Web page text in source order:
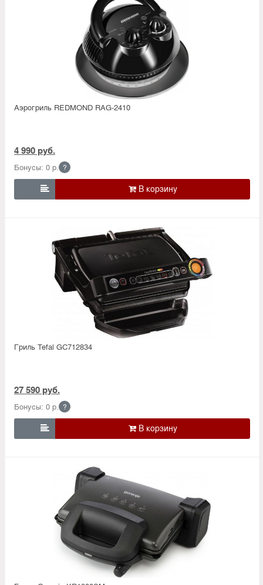
Аэрогриль REDMOND RAG-2410
4 990 руб.
Бонусы: 0 р. ?

Гриль Tefal GC712834
27 590 руб.
Бонусы: 0 р. ?
